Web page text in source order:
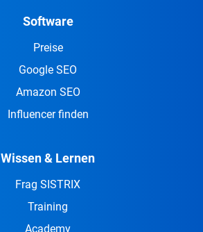
Software
Preise
Google SEO
Amazon SEO
Influencer finden
Wissen & Lernen
Frag SISTRIX
Training
Academy